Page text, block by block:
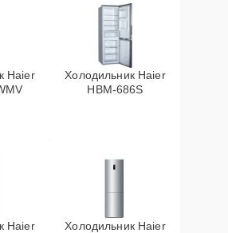
Haier
Холодильник Haier
HBM-686S
Haier
Холодильник Haier